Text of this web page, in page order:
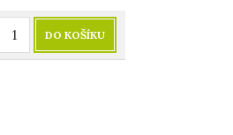
DO KOŠÍKU